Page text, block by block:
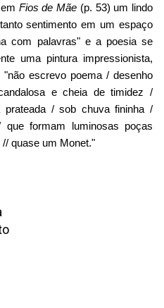
Fios de Mãe (p. 53) um lindo
sentimento em um espaço
com palavras" e a poesia se
uma pintura impressionista,
escrevo poema / desenho
e cheia de timidez /
/ sob chuva fininha /
formam luminosas poças
quase um Monet."